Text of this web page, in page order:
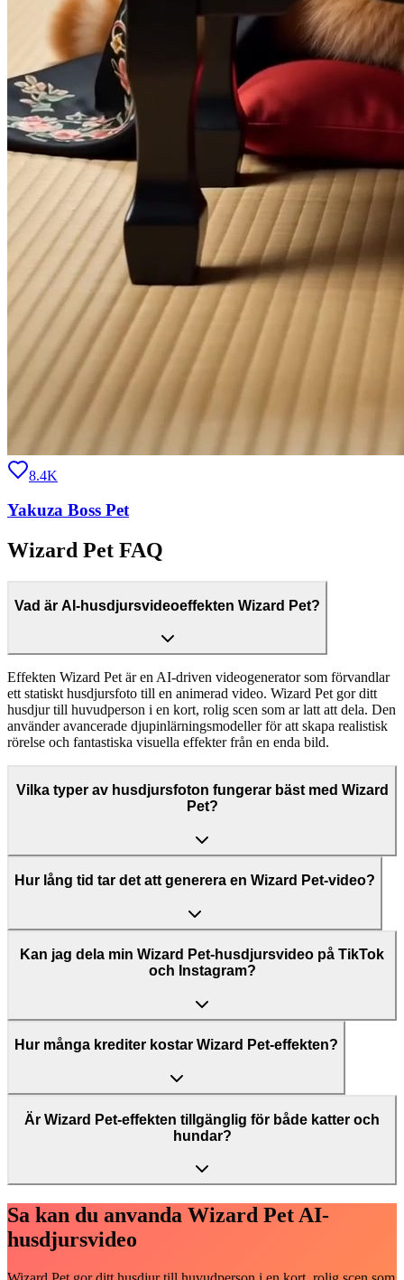
8.4K
Yakuza Boss Pet
Wizard Pet FAQ
Vad är AI-husdjursvideoeffekten Wizard Pet?
Effekten Wizard Pet är en AI-driven videogenerator som förvandlar
ett statiskt husdjursfoto till en animerad video. Wizard Pet gor ditt
husdjur till huvudperson i en kort, rolig scen som ar latt att dela. Den
använder avancerade djupinlärningsmodeller för att skapa realistisk
rörelse och fantastiska visuella effekter från en enda bild.
Vilka typer av husdjursfoton fungerar bäst med Wizard
Pet?
Hur lång tid tar det att generera en Wizard Pet-video?
Kan jag dela min Wizard Pet-husdjursvideo på TikTok
och Instagram?
Hur många krediter kostar Wizard Pet-effekten?
Är Wizard Pet-effekten tillgänglig för både katter och
hundar?
Sa kan du anvanda Wizard Pet AI-
husdjursvideo